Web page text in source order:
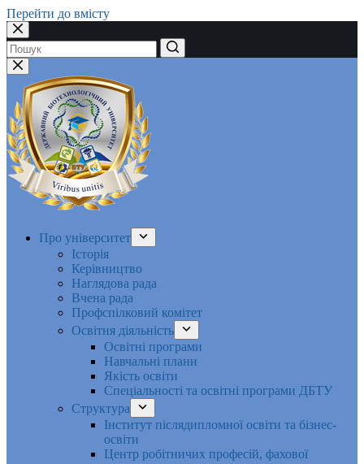
Перейти до вмісту
Немає
результатів
Про університет
Історія
Керівництво
Наглядова рада
Вчена рада
Профспілковий комітет
Освітня діяльність
Освітні програми
Навчальні плани
Якість освіти
Спеціальності та освітні програми ДБТУ
Структура
Інститут післядипломної освіти та бізнес-
освіти
Центр робітничих професій, фахової